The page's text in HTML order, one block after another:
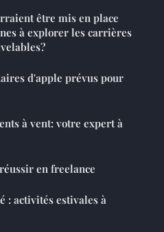
être mis en place
à explorer les carrières
d'apple prévus pour
à vent: votre expert à
en freelance
: activités estivales à